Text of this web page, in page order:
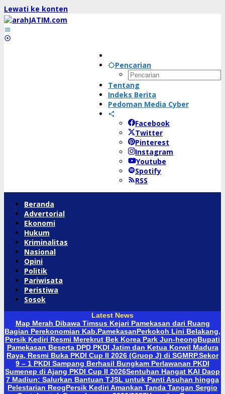
Lewati ke konten
Pencarian
Tentang
Indeks Berita
Pedoman Media Cyber
Facebook
Twitter
Pinterest
Instagram
Youtube
Spotify
RSS
Beranda
Advertorial
Ekonomi
Hukum
Kriminalitas
Nasional
Opini
Politik
Pariwisata
Peristiwa
Sosok
Latest News
Map Merah Dibawa Timsus Kejari Pamekasan dari Ruang
Bagian Perekonomian Kab.PamekasanPerkokoh Lini Belakang,
Persik Kediri Resmi Merekrut Bek Korea Park Jun-heongBupati
Pamekasan Beserta DPD PKDI Jatim dan Ketua Korwil Madura
Raya, Resmi Buka PKDI Cup II 2026 (Gruop J) di SGMRP.Sekor
9 – 1 PKDI Sampang Berhasil Bungkam Perlawanan PKDI
Sumenep di Ajang PKDI Cup II 2026Sentuhan Hangat KAI Daop
7 Madiun: Salurkan Bantuan TJSL untuk Panti Asuhan hingga
Pelestarian ReogPersik Kediri Amankan Tanda Tangan Sergio